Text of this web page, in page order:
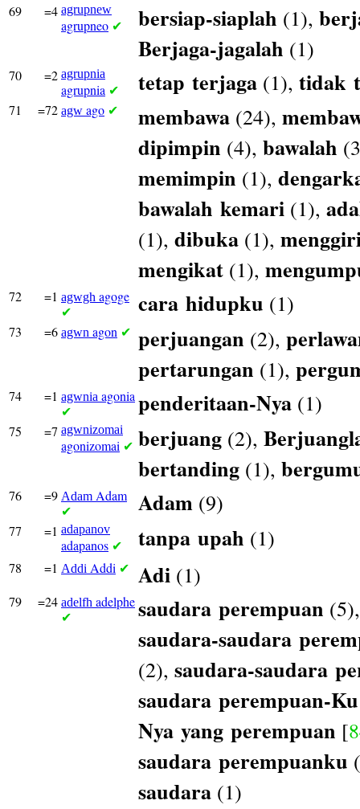
69 =4 agrupnew
agrupneo ✔ bersiap-siaplah (1),
Berjaga-jagalah (1)
70 =2 agrupnia
agrupnia ✔ tetap terjaga (1), tidak
71 =72 agw ago ✔ membawa (24),
dipimpin (4), bawalah
memimpin (1),
bawalah kemari (1),
(1), dibuka (1),
mengikat (1),
72 =1 agwgh agoge
✔ cara hidupku (1)
73 =6 agwn agon ✔ perjuangan (2),
pertarungan (1),
74 =1 agwnia agonia
✔ penderitaan-Nya (1)
75 =7 agwnizomai
agonizomai ✔ berjuang (2),
bertanding (1),
76 =9 Adam Adam
✔ Adam (9)
77 =1 adapanov
adapanos ✔ tanpa upah (1)
78 =1 Addi Addi ✔ Adi (1)
79 =24 adelfh adelphe
✔ saudara perempuan
saudara-saudara
(2), saudara-saudara
saudara perempuan-Ku
Nya yang perempuan [
saudara perempuanku
saudara (1)